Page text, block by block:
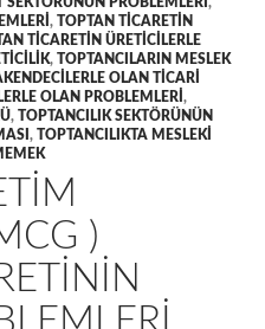
, TOPTAN TICARETIN
TICARETIN ÜRETICILERLE
, TOPTANCILARIN MESLEK
OLAN TICARI
OLAN PROBLEMLERI ,
, TOPTANCILIK SEKTÖRÜNÜN
, TOPTANCILIKTA MESLEKI
)